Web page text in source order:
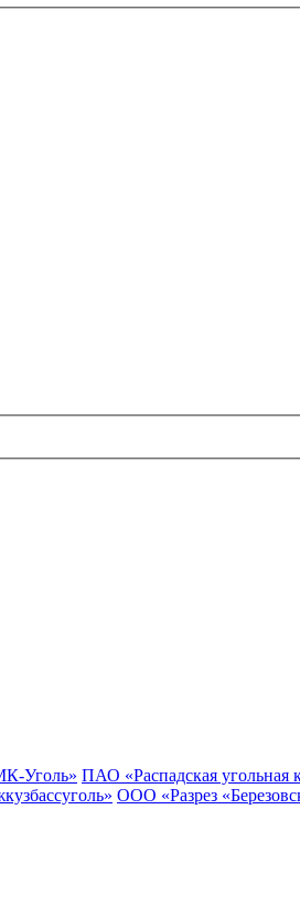
Уголь» ПАО «Распадская угольная
ООО «Разрез